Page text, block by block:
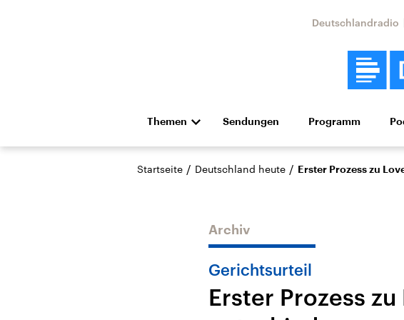
Deutschlandradio
Themen
Die Nachrichten Politik Wirtschaft
Hörspiel und Feature Musik
Landtagswahl Sachsen-
USA
Sendungen Programm
Startseite / Deutschland heute / Erster Prozess zu
Archiv
Gerichtsurteil
Erster Prozess